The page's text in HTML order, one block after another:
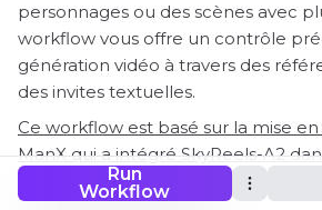
Run
Workflow
personnages ou des scènes avec
workflow vous offre un contrôle
génération vidéo à travers des
des invites textuelles.
Ce workflow est basé sur la mise
ManX qui a intégré SkyReels-A2
rendant cette puissante